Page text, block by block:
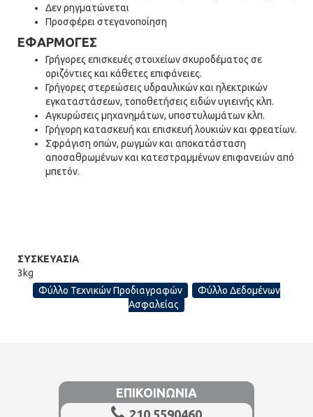
Δεν ρηγματώνεται
Προσφέρει στεγανοποίηση
ΕΦΑΡΜΟΓΕΣ
Γρήγορες επισκευές στοιχείων σκυροδέματος σε
οριζόντιες και κάθετες επιφάνειες.
Γρήγορες στερεώσεις υδραυλικών και ηλεκτρικών
εγκαταστάσεων, τοποθετήσεις ειδών υγιεινής κλπ.
Αγκυρώσεις μηχανημάτων, υποστυλωμάτων κλπ.
Γρήγορη κατασκευή και επισκευή λουκιών και φρεατίων.
Σφράγιση οπών, ρωγμών και αποκατάσταση
αποσαθρωμένων και κατεστραμμένων επιφανειών από
μπετόν.
ΣΥΣΚΕΥΑΣΙΑ
3kg
Φύλλο Τεχνικών Προδιαγραφών
Φύλλο Δεδομένων
Ασφαλείας
ΕΠΙΚΟΙΝΩΝΙΑ
210.5590460